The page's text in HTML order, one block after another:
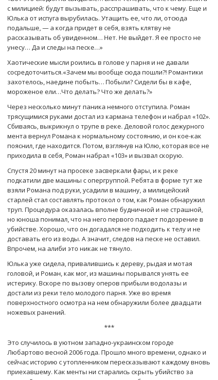
с милицией: будут вызывать, расспрашивать, что к чему. Еще и
Юлька от испуга вырубилась. Утащить ее, что ли, отсюда
подальше, — а когда придет в себя, взять клятву не
рассказывать об увиденном… Нет. Не выйдет. Я ее просто не
унесу… Да и следы на песке…»
Хаотические мысли роились в голове у парня и не давали
сосредоточиться.«Зачем мы вообще сюда пошли?! Романтики
захотелось, наедине побыть… Побыли? Сидели бы в кафе,
мороженое ели…Что делать? Что же делать?»
Через несколько минут паника немного отступила. Роман
трясущимися руками достал из кармана телефон и набрал «102».
Сбиваясь, выкрикнул о трупе в реке. Деловой голос дежурного
мента вернул Романа к нормальному состоянию, и он кое-как
пояснил, где находится. Потом, взглянув на Юлю, которая все не
приходила в себя, Роман набрал «103» и вызвал скорую.
Спустя 20 минут на просеке засверкали фары, и к реке
подкатили две машины с опергруппой. Ребята в форме тут же
взяли Романа под руки, усадили в машину, а милицейский
старлей стал составлять протокол о том, как Роман обнаружил
труп. Процедура оказалась вполне будничной и не страшной,
но юноша понимал, что на него первого падает подозрение в
убийстве. Хорошо, что он догадался не подходить к телу и не
доставать его из воды. А значит, следов на песке не оставил.
Впрочем, на алиби это никак не тянуло.
Юлька уже сидела, привалившись к дереву, рыдая и мотая
головой, и Роман, как мог, из машины порывался унять ее
истерику. Вскоре по вызову оперов прибыли водолазы и
достали из реки тело молодого парня. Уже во время
поверхностного осмотра на нем обнаружили более двадцати
ножевых ранений.
***
Это случилось в уютном западно-украинском городе
Любартово весной 2006 года. Прошло много времени, однако и
сейчас историю с утопленником пересказывают каждому вновь
приехавшему. Как менты ни старались скрыть убийство за